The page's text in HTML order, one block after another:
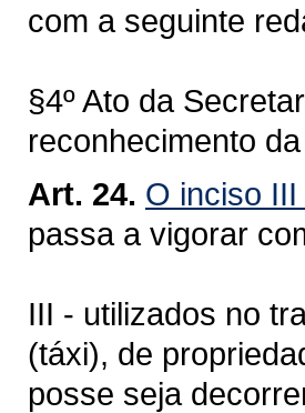
com a seguinte
§4º Ato da
reconhecimento
Art. 24. O inciso
passa a vigorar
III - utilizados no
(táxi), de
posse seja